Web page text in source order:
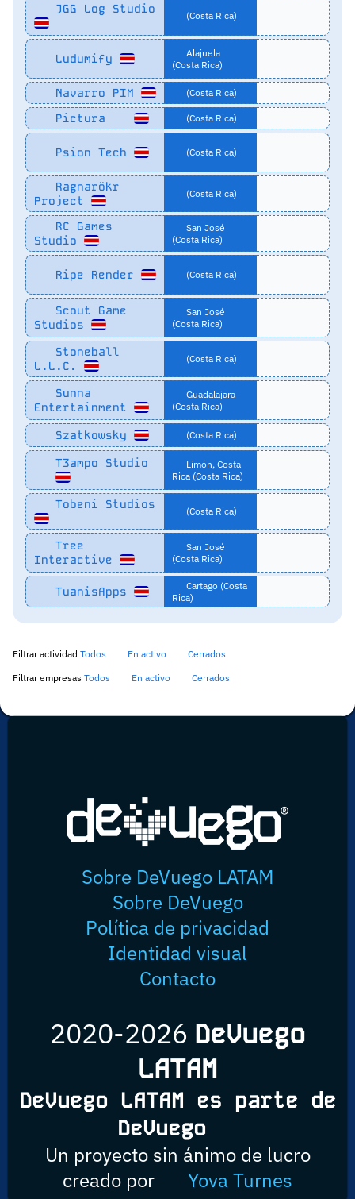
JGG Log Studio (Costa Rica)
Ludumify
Alajuela
(Costa Rica)
Navarro PIM (Costa Rica)
Pictura (Costa Rica)
Psion Tech (Costa Rica)
Ragnarökr
Project
(Costa Rica)
RC Games
Studio
San José
(Costa Rica)
Ripe Render (Costa Rica)
Scout Game
Studios
San José
(Costa Rica)
Stoneball
L.L.C.
(Costa Rica)
Sunna
Entertainment
Guadalajara
(Costa Rica)
Szatkowsky (Costa Rica)
T3ampo Studio
Limón, Costa
Rica (Costa Rica)
Tobeni Studios (Costa Rica)
Tree
Interactive
San José
(Costa Rica)
TuanisApps
Cartago (Costa
Rica)
Filtrar actividad Todos En activo
Cerrados
Filtrar empresas Todos En activo Cerrados
Sobre DeVuego LATAM
Sobre DeVuego
Política de privacidad
Identidad visual
Contacto
2020-2026 DeVuego
LATAM
DeVuego LATAM es parte de
DeVuego
Un proyecto sin ánimo de lucro
creado por
Yova Turnes